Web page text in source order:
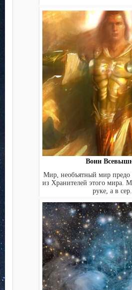
Воин
Мир, необъятный мир
из Хранителей этого мира.
руке, а в сер...